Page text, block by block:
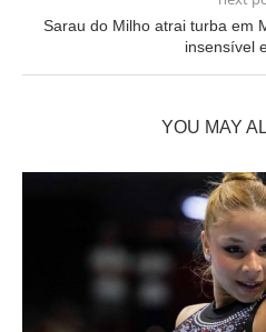
Sarau do Milho atrai turba em
insensível
YOU MAY